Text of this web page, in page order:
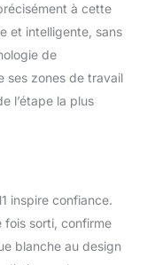
à cette
et intelligente, sans
de
ses zones de travail
l’étape la plus
inspire confiance.
fois sorti, confirme
blanche au design